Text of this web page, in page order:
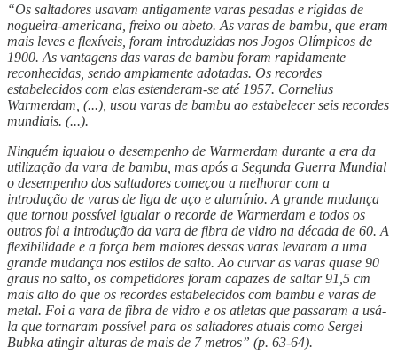
“Os saltadores usavam antigamente varas pesadas e rígidas de
nogueira-americana, freixo ou abeto. As varas de bambu, que eram
mais leves e flexíveis, foram introduzidas nos Jogos Olímpicos de
1900. As vantagens das varas de bambu foram rapidamente
reconhecidas, sendo amplamente adotadas. Os recordes
estabelecidos com elas estenderam-se até 1957. Cornelius
Warmerdam, (...), usou varas de bambu ao estabelecer seis recordes
mundiais. (...).
Ninguém igualou o desempenho de Warmerdam durante a era da
utilização da vara de bambu, mas após a Segunda Guerra Mundial
o desempenho dos saltadores começou a melhorar com a
introdução de varas de liga de aço e alumínio. A grande mudança
que tornou possível igualar o recorde de Warmerdam e todos os
outros foi a introdução da vara de fibra de vidro na década de 60. A
flexibilidade e a força bem maiores dessas varas levaram a uma
grande mudança nos estilos de salto. Ao curvar as varas quase 90
graus no salto, os competidores foram capazes de saltar 91,5 cm
mais alto do que os recordes estabelecidos com bambu e varas de
metal. Foi a vara de fibra de vidro e os atletas que passaram a usá-
la que tornaram possível para os saltadores atuais como Sergei
Bubka atingir alturas de mais de 7 metros” (p. 63-64).